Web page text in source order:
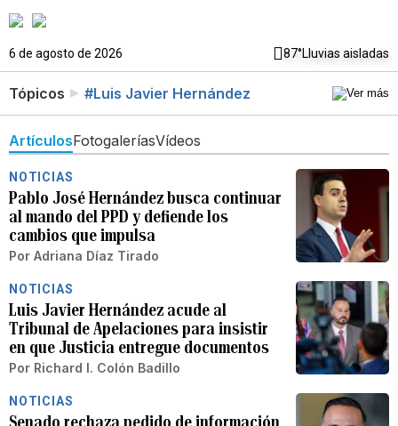
6 de agosto de 2026 87°Lluvias aisladas
Tópicos #Luis Javier Hernández
ArtículosFotogaleríasVídeos
NOTICIAS
Pablo José Hernández busca continuar
al mando del PPD y defiende los
cambios que impulsa
Por Adriana Díaz Tirado
NOTICIAS
Luis Javier Hernández acude al
Tribunal de Apelaciones para insistir
en que Justicia entregue documentos
Por Richard I. Colón Badillo
NOTICIAS
Senado rechaza pedido de información